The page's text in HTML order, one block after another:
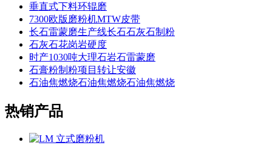
垂直式下料环辊磨
7300欧版磨粉机MTW皮带
长石雷蒙磨生产线长石石灰石制粉
石灰石花岗岩硬度
时产1030吨大理石岩石雷蒙磨
石膏粉制粉项目转让安徽
石油焦燃烧石油焦燃烧石油焦燃烧
热销产品